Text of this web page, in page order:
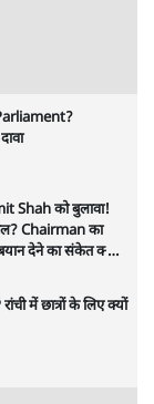
Shah को बुलावा!
Chairman का
देने का संकेत क्यों?
Agnihotri ने इसे
की संभावित
उठाया है।
में छात्रों के लिए क्यों